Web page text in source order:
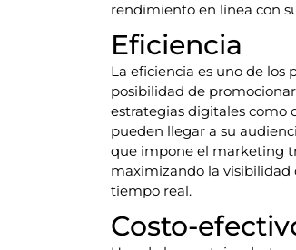
rendimiento en línea con
Eficiencia
La eficiencia es uno de los
posibilidad de
estrategias digitales como
pueden llegar a su
que impone el marketing
maximizando la visibilidad
tiempo real.
Costo-